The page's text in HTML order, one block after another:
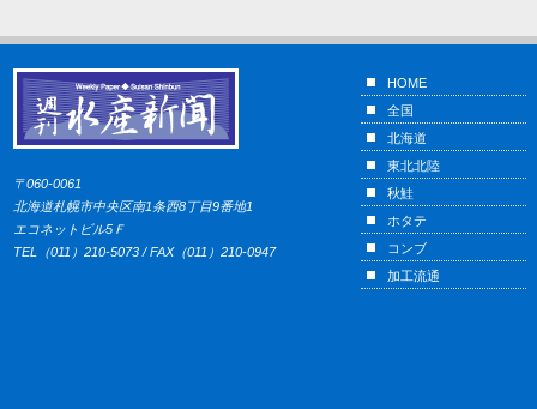
〒060-0061
北海道札幌市中央区南1条西8丁目9番地1
エコネットビル5Ｆ
TEL（011）210-5073 / FAX（011）210-0947
HOME
全国
北海道
東北北陸
秋鮭
ホタテ
コンブ
加工流通